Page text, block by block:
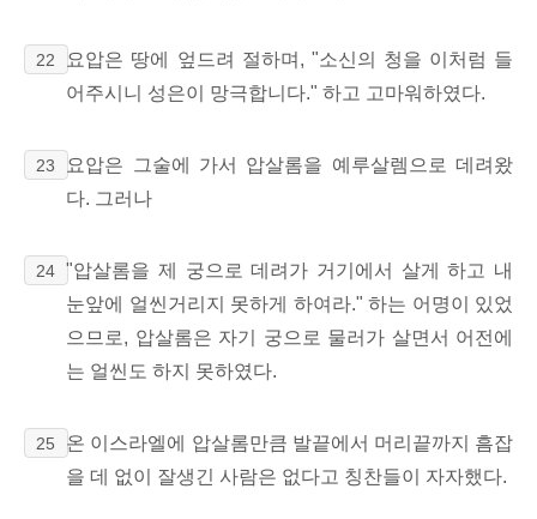
22
요압은 땅에 엎드려 절하며, "소신의 청을 이처럼 들
어주시니 성은이 망극합니다." 하고 고마워하였다.
23
요압은 그술에 가서 압살롬을 예루살렘으로 데려왔
다. 그러나
24 "압살롬을 제 궁으로 데려가 거기에서 살게 하고 내
눈앞에 얼씬거리지 못하게 하여라." 하는 어명이 있었
으므로, 압살롬은 자기 궁으로 물러가 살면서 어전에
는 얼씬도 하지 못하였다.
25
온 이스라엘에 압살롬만큼 발끝에서 머리끝까지 흠잡
을 데 없이 잘생긴 사람은 없다고 칭찬들이 자자했다.